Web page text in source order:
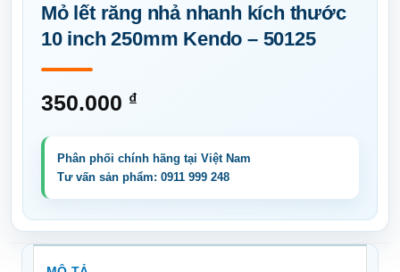
Mỏ lết răng nhả nhanh kích thước
10 inch 250mm Kendo – 50125
350.000 ₫